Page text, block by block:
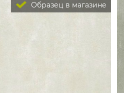
Образец в магазине